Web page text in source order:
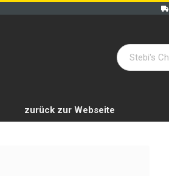
zurück zur Webseite